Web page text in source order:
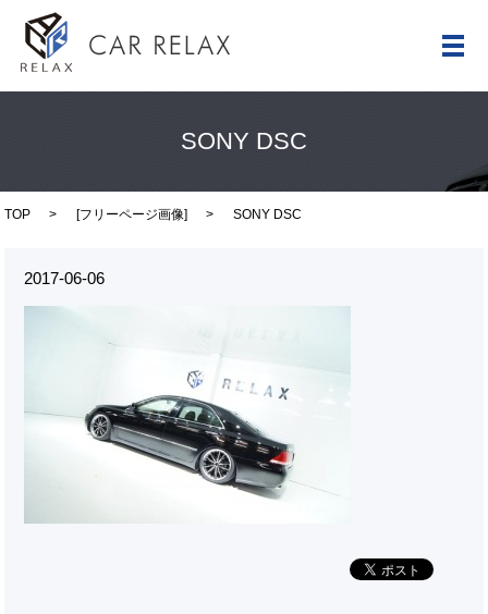
メ
SONY DSC
TOP [フリーページ画像] SONY DSC
2017-06-06